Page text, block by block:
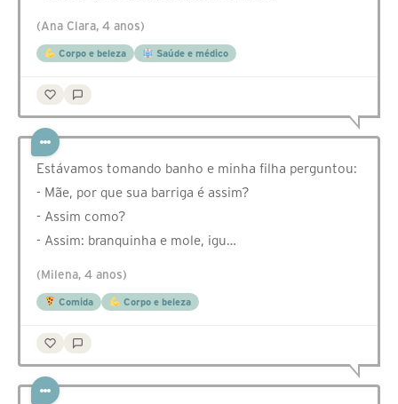
(Ana Clara, 4 anos)
Corpo e beleza Saúde e médico
Estávamos tomando banho e minha filha perguntou:
- Mãe, por que sua barriga é assim?
- Assim como?
- Assim: branquinha e mole, igu…
(Milena, 4 anos)
Comida Corpo e beleza